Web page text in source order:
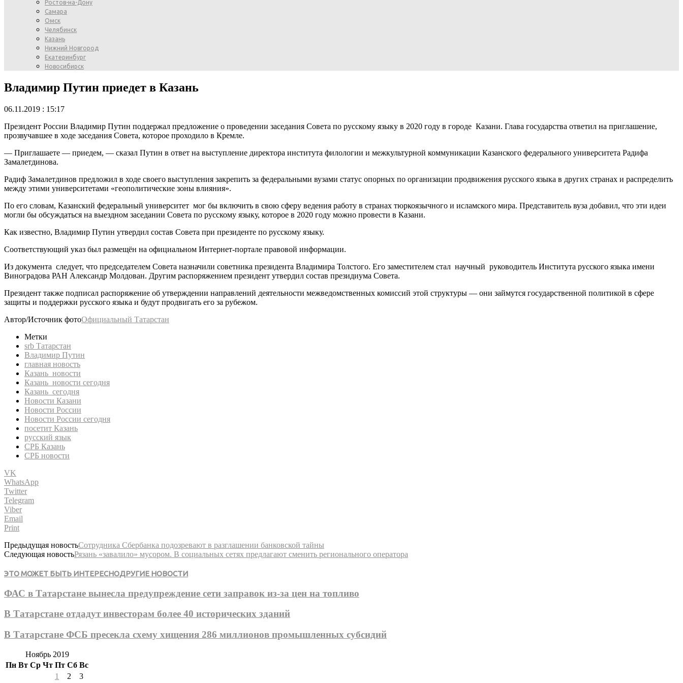
Ростов-на-Дону
Самара
Омск
Челябинск
Казань
Нижний Новгород
Екатеринбург
Новосибирск
Владимир Путин приедет в Казань
06.11.2019 : 15:17
Президент России Владимир Путин поддержал предложение о проведении заседания Совета по русскому языку в 2020 году в городе Казани. Глава государства ответил на приглашение,
прозвучавшее в ходе заседания Совета, которое проходило в Кремле.
— Приглашаете — приедем, — сказал Путин в ответ на выступление директора института филологии и межкультурной коммуникации Казанского федерального университета Радифа
Замалетдинова.
Радиф Замалетдинов предложил в ходе своего выступления закрепить за федеральными вузами статус опорных по организации продвижения русского языка в других странах и распределить
между этими университетами «геополитические зоны влияния».
По его словам, Казанский федеральный университет мог бы включить в свою сферу ведения работу в странах тюркоязычного и исламского мира. Представитель вуза добавил, что эти идеи
могли бы обсуждаться на выездном заседании Совета по русскому языку, которое в 2020 году можно провести в Казани.
Как известно, Владимир Путин утвердил состав Совета при президенте по русскому языку.
Соответствующий указ был размещён на официальном Интернет-портале правовой информации.
Из документа следует, что председателем Совета назначили советника президента Владимира Толстого. Его заместителем стал научный руководитель Института русского языка имени
Виноградова РАН Александр Молдован. Другим распоряжением президент утвердил состав президиума Совета.
Президент также подписал распоряжение об утверждении направлений деятельности межведомственных комиссий этой структуры — они займутся государственной политикой в сфере
защиты и поддержки русского языка и будут продвигать его за рубежом.
Автор/Источник фотоОфициальный Татарстан
Метки
srb Татарстан
Владимир Путин
главная новость
Казань новости
Казань новости сегодня
Казань сегодня
Новости Казани
Новости России
Новости России сегодня
посетит Казань
русский язык
СРБ Казань
СРБ новости
VK
WhatsApp
Twitter
Telegram
Viber
Email
Print
Предыдущая новостьСотрудника Сбербанка подозревают в разглашении банковской тайны
Следующая новостьРязань «завалило» мусором. В социальных сетях предлагают сменить регионального оператора
ЭТО МОЖЕТ БЫТЬ ИНТЕРЕСНОДРУГИЕ НОВОСТИ
ФАС в Татарстане вынесла предупреждение сети заправок из-за цен на топливо
В Татарстане отдадут инвесторам более 40 исторических зданий
В Татарстане ФСБ пресекла схему хищения 286 миллионов промышленных субсидий
Ноябрь 2019
Пн Вт Ср Чт Пт Сб Вс
1
2
3